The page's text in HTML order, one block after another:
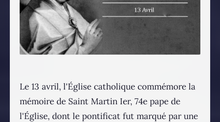
Le 13 avril, l'Église catholique commémore la
mémoire de Saint Martin Ier, 74e pape de
l'Église, dont le pontificat fut marqué par une